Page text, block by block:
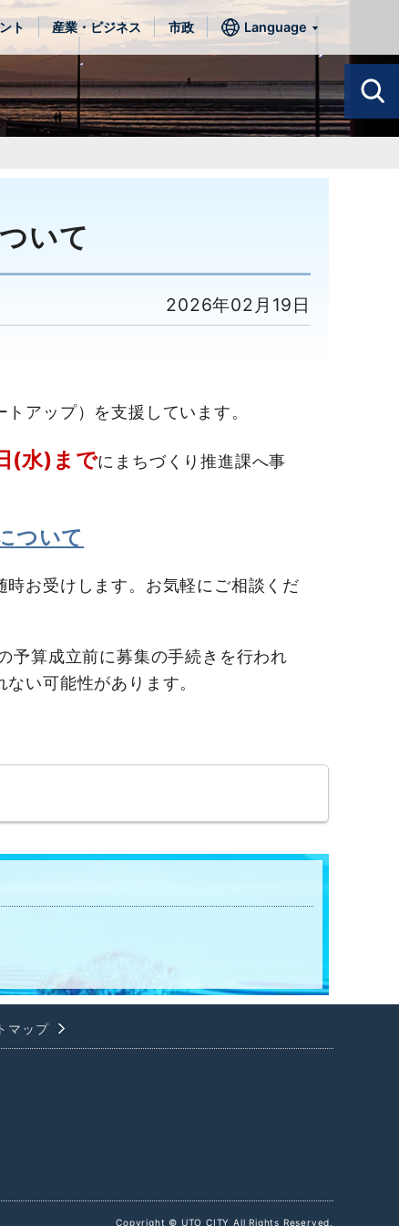
ト 産業・ビジネス 市政 Language
いて
2026年02月19日
アップ）を支援しています。
(水) までにまちづくり推進課へ事
ついて
お受けします。お気軽にご相談くだ
予算成立前に募集の手続きを行われ
い可能性があります。
マップ
Copyright © UTO CITY All Rights Reserved.